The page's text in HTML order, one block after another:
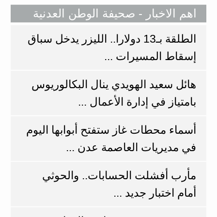
اهم الاخبار - صحيفة الوطن العدنية
الطلقة بـ13 دولارا.. الليزر يدخل سباق
إسقاط المسيرات ...
هائل سعيد الهويدي ينال البكالوريوس
بامتياز في إدارة الأعمال ...
أسماء محطات غاز ستفتح أبوابها اليوم
في مديريات العاصمة عدن ...
مأرب أفشلت الحسابات.. والحوثي
أمام اختبار جديد ...